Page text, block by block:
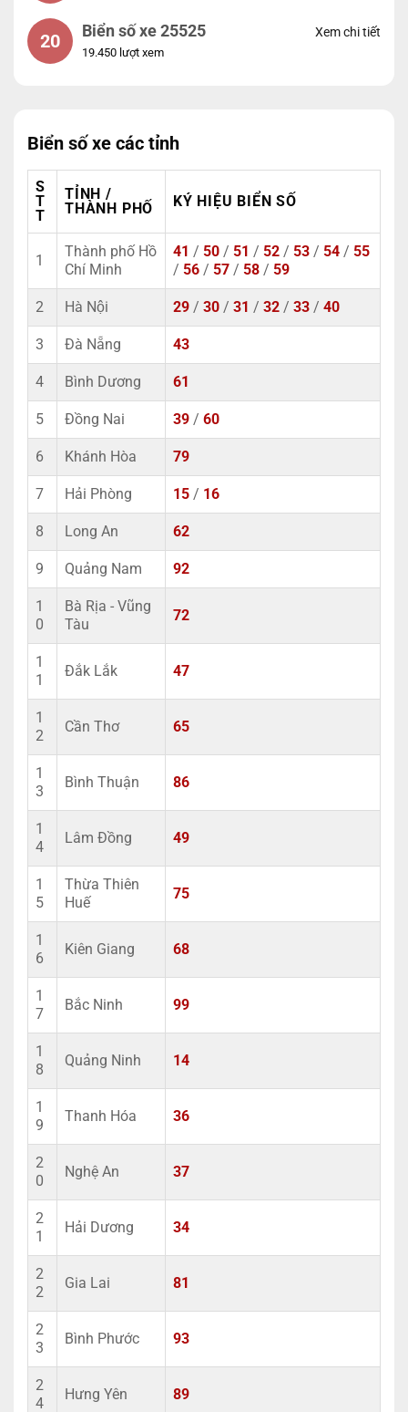
20 Biển số xe 25525
19.450 lượt xem
Xem chi tiết
Biển số xe các tỉnh
S
T
T
TỈNH /
THÀNH PHỐ
KÝ HIỆU BIỂN SỐ
1
Thành phố Hồ
Chí Minh
41 / 50 / 51 / 52 / 53 / 54 / 55
/ 56 / 57 / 58 / 59
2 Hà Nội 29 / 30 / 31 / 32 / 33 / 40
3 Đà Nẵng 43
4 Bình Dương 61
5 Đồng Nai 39 / 60
6 Khánh Hòa 79
7 Hải Phòng 15 / 16
8 Long An 62
9 Quảng Nam 92
1
0
Bà Rịa - Vũng
Tàu
72
1
1
Đắk Lắk 47
1
2
Cần Thơ 65
1
3
Bình Thuận 86
1
4
Lâm Đồng 49
1
5
Thừa Thiên
Huế
75
1
6
Kiên Giang 68
1
7
Bắc Ninh 99
1
8
Quảng Ninh 14
1
9
Thanh Hóa 36
2
0
Nghệ An 37
2
1
Hải Dương 34
2
2
Gia Lai 81
2
3
Bình Phước 93
2
4
Hưng Yên 89